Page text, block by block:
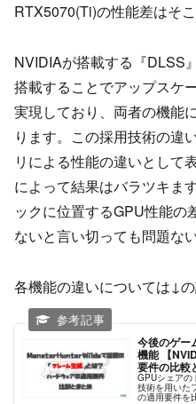
RTX5070(Ti)の性能差はそ
NVIDIAが搭載する『DLSS
搭載することでアップスケ
実現しており、両者の機能
ります。この採用技術の違
リによる性能の違いとして
によって結果はバラツキま
ックに位置するGPU性能の
ないと言い切っても問題な
各機能の違いについては↓の
今後のゲー
機能 【
要件の比較
GPUシェアの
技術を用いた
の適用要件を